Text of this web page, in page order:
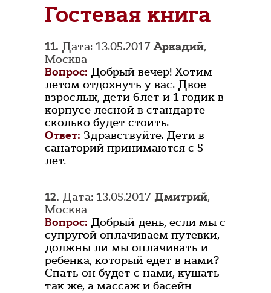
Гостевая книга
11. Дата: 13.05.2017Аркадий,
Москва
Вопрос: Добрый вечер! Хотим
летом отдохнуть у вас. Двое
взрослых, дети 6лет и 1 годик в
корпусе лесной в стандарте
сколько будет стоить.
Ответ: Здравствуйте. Дети в
санаторий принимаются с 5
лет.
12. Дата: 13.05.2017 Дмитрий,
Москва
Вопрос: Добрый день, если мы с
супругой оплачиваем путевки,
должны ли мы оплачивать и
ребенка, который едет в нами?
Спать он будет с нами, кушать
так же, а массаж и басейн